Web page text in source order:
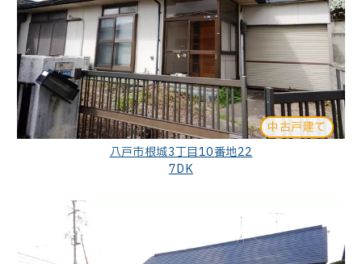
八戸市根城3丁目10番地22
7DK
中古戸建て